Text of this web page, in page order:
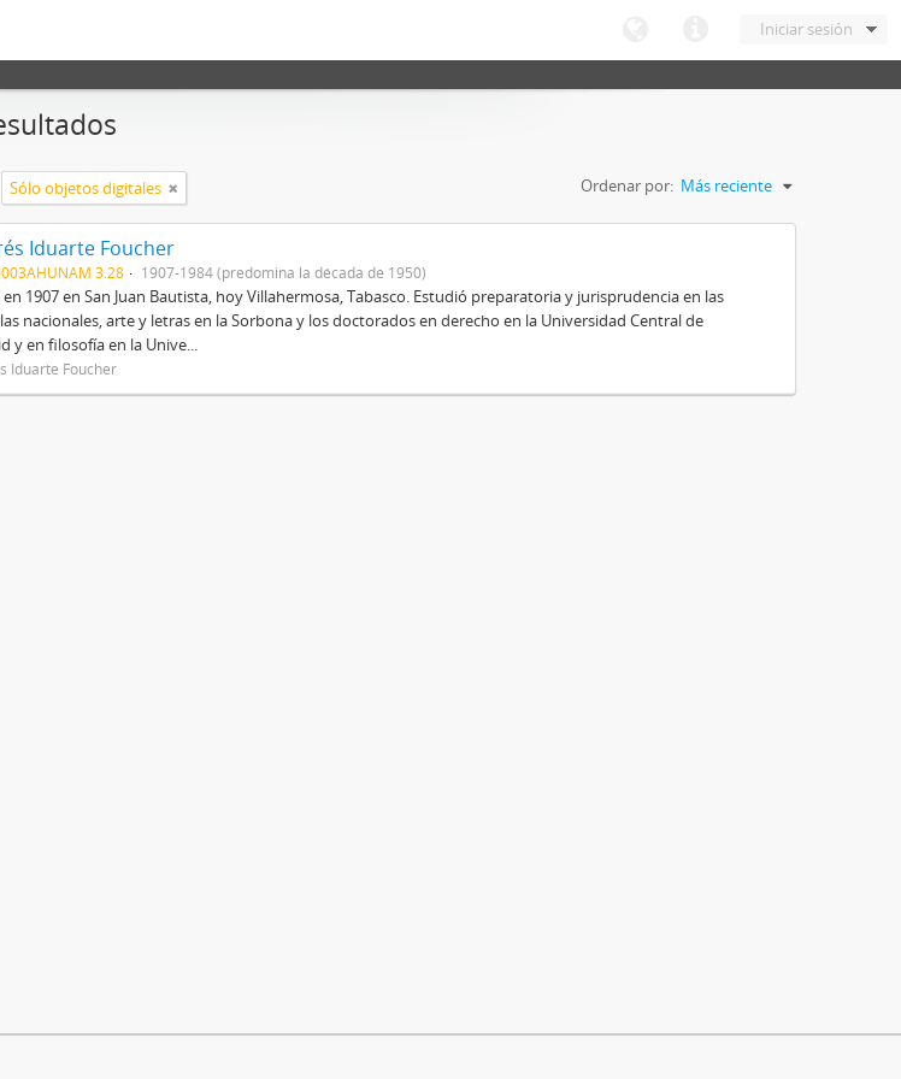
Iniciar sesión
Sólo objetos digitales Ordenar por: Más reciente
Iduarte Foucher
3.28 1907-1984 (predomina la década de 1950)
en 1907 en San Juan Bautista, hoy Villahermosa, Tabasco. Estudió preparatoria y jurisprudencia en las
nacionales, arte y letras en la Sorbona y los doctorados en derecho en la Universidad Central de
y en filosofía en la Unive...
Iduarte Foucher